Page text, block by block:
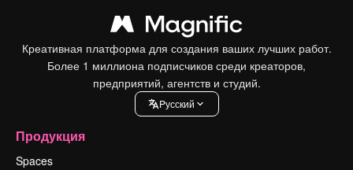
Креативная платформа для создания ваших лучших работ.
Более 1 миллиона подписчиков среди креаторов,
предприятий, агентств и студий.
Pусский
Продукция
Spaces